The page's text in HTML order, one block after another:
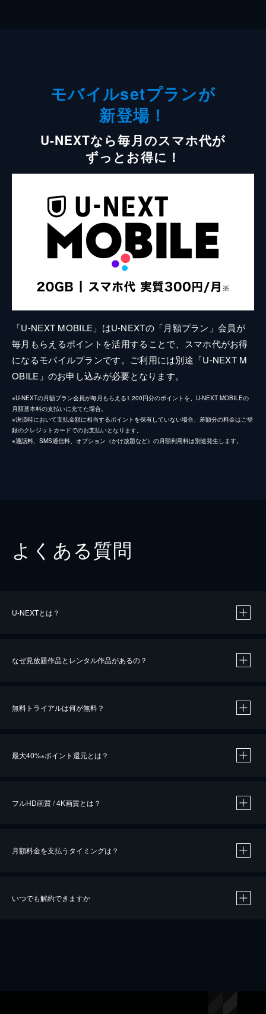
モバイルsetプランが
新登場！
U-NEXTなら毎月のスマホ代が
ずっとお得に！
「U-NEXT MOBILE」はU-NEXTの「月額プラン」会員が
毎月もらえるポイントを活用することで、スマホ代がお得
になるモバイルプランです。ご利用には別途「U-NEXT M
OBILE」のお申し込みが必要となります。
※U-NEXTの月額プラン会員が毎月もらえる1,200円分のポイントを、U-NEXT MOBILEの
月額基本料の支払いに充てた場合。
※決済時において支払金額に相当するポイントを保有していない場合、差額分の料金はご登
録のクレジットカードでのお支払いとなります。
※通話料、SMS通信料、オプション（かけ放題など）の月額利用料は別途発生します。
よくある質問
U-NEXTとは？
なぜ見放題作品とレンタル作品があるの？
無料トライアルは何が無料？
最大40%※ポイント還元とは？
※40％ポイント還元の対象は、クレジットカード決済による作品の購入 / レンタルです。
iOSアプリのUコイン決済による作品の購入 / レンタルは、20％のポイント還元です。
フルHD画質 / 4K画質とは？
月額料金を支払うタイミングは？
いつでも解約できますか